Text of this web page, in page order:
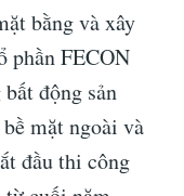
bằng và xây
phần FECON
động sản
mặt ngoài và
đầu thi công